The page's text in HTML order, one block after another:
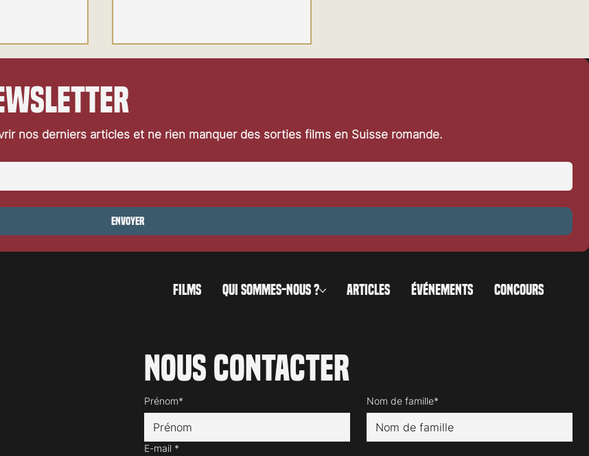
nos derniers articles et ne rien manquer des sorties films en Suisse romande.
Envoyer
FILMS QUI SOMMES-NOUS ? ARTICLES ÉVÉNEMENTS CONCOURS
Nous contacter
Prénom* Nom de famille*
E-mail *